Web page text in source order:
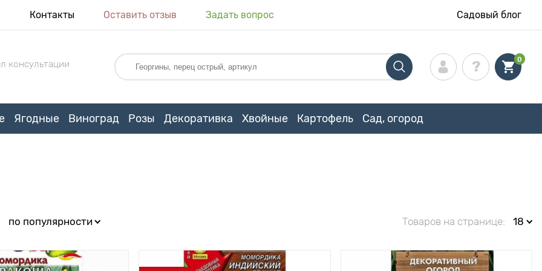
Контакты Оставить отзыв Задать вопрос Садовый блог
консультации 0
Ягодные Виноград Розы Декоративка Хвойные Картофель Сад, огород
по популярности Товаров на странице: 18